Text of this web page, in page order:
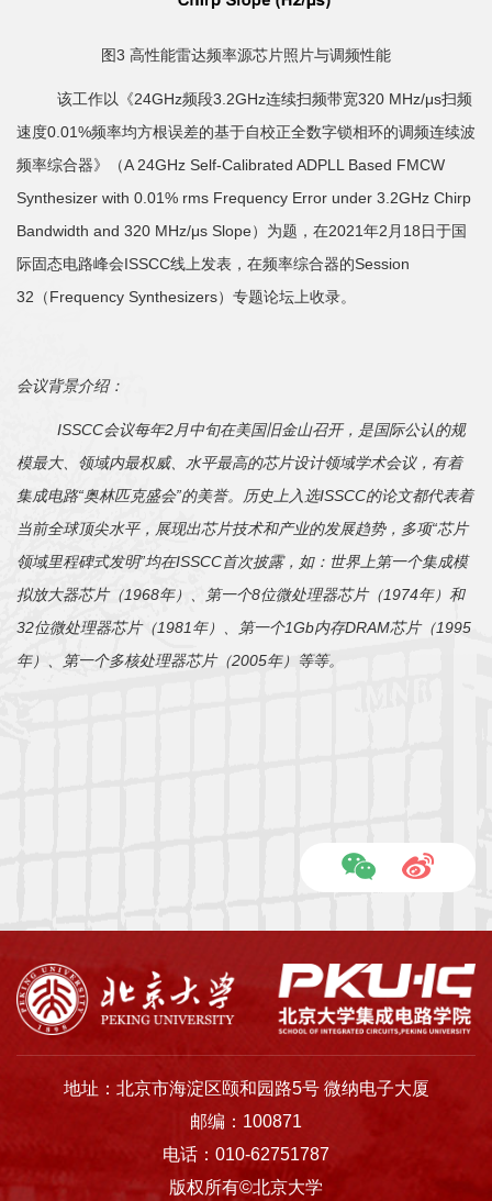
图3 高性能雷达频率源芯片照片与调频性能
该工作以《24GHz频段3.2GHz连续扫频带宽320 MHz/μs扫频
速度0.01%频率均方根误差的基于自校正全数字锁相环的调频连续波
频率综合器》（A 24GHz Self-Calibrated ADPLL Based FMCW
Synthesizer with 0.01% rms Frequency Error under 3.2GHz Chirp
Bandwidth and 320 MHz/μs Slope）为题，在2021年2月18日于国
际固态电路峰会ISSCC线上发表，在频率综合器的Session
32（Frequency Synthesizers）专题论坛上收录。
会议背景介绍：
ISSCC会议每年2月中旬在美国旧金山召开，是国际公认的规
模最大、领域内最权威、水平最高的芯片设计领域学术会议，有着
集成电路“奥林匹克盛会”的美誉。历史上入选ISSCC的论文都代表着
当前全球顶尖水平，展现出芯片技术和产业的发展趋势，多项“芯片
领域里程碑式发明”均在ISSCC首次披露，如：世界上第一个集成模
拟放大器芯片（1968年）、第一个8位微处理器芯片（1974年）和
32位微处理器芯片（1981年）、第一个1Gb内存DRAM芯片（1995
年）、第一个多核处理器芯片（2005年）等等。
地址：北京市海淀区颐和园路5号 微纳电子大厦
邮编：100871
电话：010-62751787
版权所有©北京大学